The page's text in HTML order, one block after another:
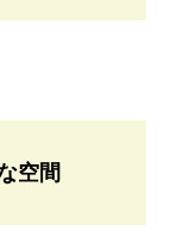
空間